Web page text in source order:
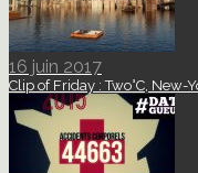
16 juin 2017
Clip of Friday : Two°C, New-